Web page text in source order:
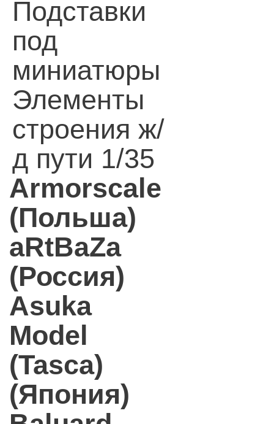
Подставки
под
миниатюры
Элементы
строения ж/
д пути 1/35
Armorscale
(Польша)
aRtBaZa
(Россия)
Asuka
Model
(Tasca)
(Япония)